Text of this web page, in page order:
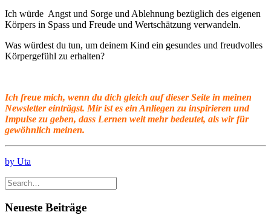
Ich würde Angst und Sorge und Ablehnung bezüglich des eigenen
Körpers in Spass und Freude und Wertschätzung verwandeln.
Was würdest du tun, um deinem Kind ein gesundes und freudvolles
Körpergefühl zu erhalten?
Ich freue mich, wenn du dich gleich auf dieser Seite in meinen
Newsletter einträgst. Mir ist es ein Anliegen zu inspirieren und
Impulse zu geben, dass Lernen weit mehr bedeutet, als wir für
gewöhnlich meinen.
by Uta
Neueste Beiträge